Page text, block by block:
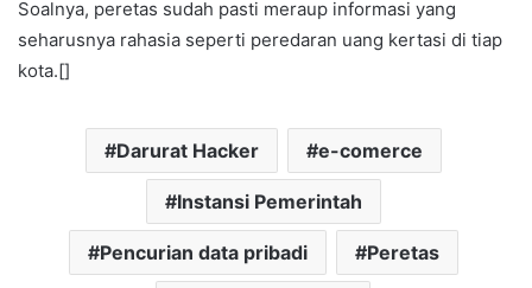
Soalnya, peretas sudah pasti meraup informasi yang
seharusnya rahasia seperti peredaran uang kertasi di tiap
kota.[]
Darurat Hacker e-comerce
Instansi Pemerintah
Pencurian data pribadi Peretas